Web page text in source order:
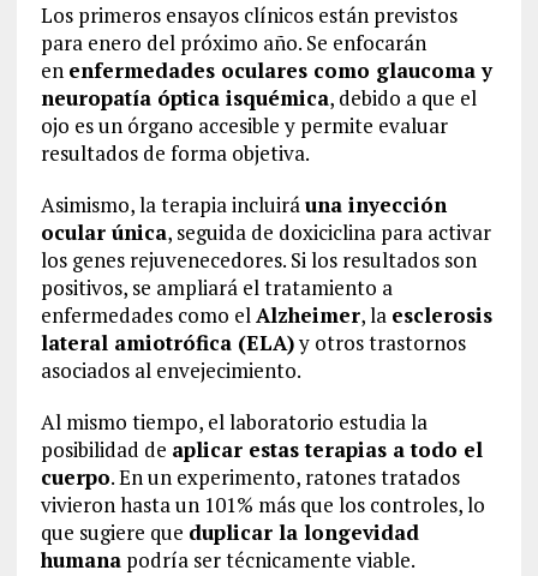
Los primeros ensayos clínicos están previstos
para enero del próximo año. Se enfocarán
en enfermedades oculares como glaucoma y
neuropatía óptica isquémica, debido a que el
ojo es un órgano accesible y permite evaluar
resultados de forma objetiva.
Asimismo, la terapia incluiráuna inyección
ocular única, seguida de doxiciclina para activar
los genes rejuvenecedores. Si los resultados son
positivos, se ampliará el tratamiento a
enfermedades como elAlzheimer, la esclerosis
lateral amiotrófica (ELA)y otros trastornos
asociados al envejecimiento.
Al mismo tiempo, el laboratorio estudia la
posibilidad de aplicar estas terapias a todo el
cuerpo. En un experimento, ratones tratados
vivieron hasta un 101% más que los controles, lo
que sugiere que duplicar la longevidad
humanapodría ser técnicamente viable.